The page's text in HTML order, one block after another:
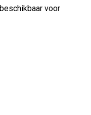
voor